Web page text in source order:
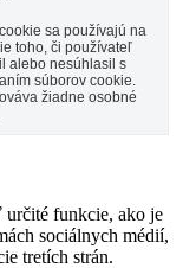
sa používajú na
toho, či používateľ
alebo nesúhlasil s
súborov cookie.
žiadne osobné
funkcie, ako je
sociálnych médií,
tretích strán.